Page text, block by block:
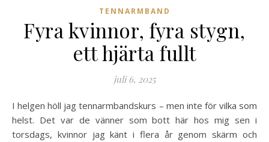
TENNARMBAND
Fyra kvinnor, fyra stygn,
ett hjärta fullt
juli 6, 2025
I helgen höll jag tennarmbandskurs – men inte för vilka som
helst. Det var de vänner som bott här hos mig sen i
torsdags, kvinnor jag känt i flera år genom skärm och